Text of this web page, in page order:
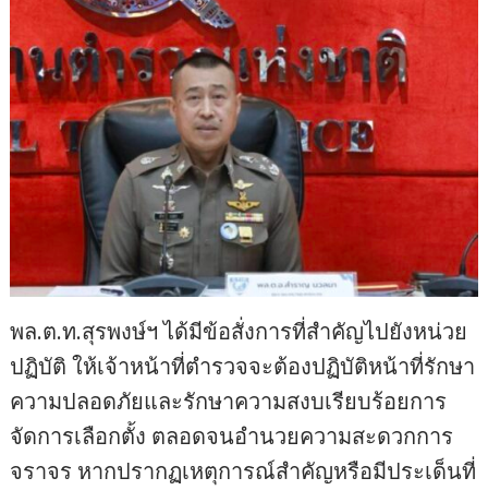
พล.ต.ท.สุรพงษ์ฯ ได้มีข้อสั่งการที่สำคัญไปยังหน่วย
ปฏิบัติ ให้เจ้าหน้าที่ตำรวจจะต้องปฏิบัติหน้าที่รักษา
ความปลอดภัยและรักษาความสงบเรียบร้อยการ
จัดการเลือกตั้ง ตลอดจนอำนวยความสะดวกการ
จราจร หากปรากฏเหตุการณ์สำคัญหรือมีประเด็นที่